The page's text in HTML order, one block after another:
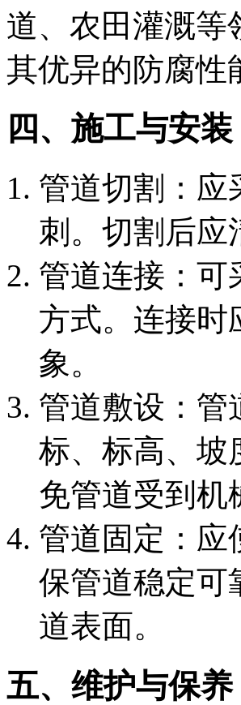
道、农田灌溉等
其优异的防腐性
四、施工与安装
管道切割‌：应
刺。切割后应
管道连接‌：可
方式。连接时
象。
管道敷设‌：管
标、标高、坡
免管道受到机
管道固定‌：应
保管道稳定可
道表面。
五、维护与保养